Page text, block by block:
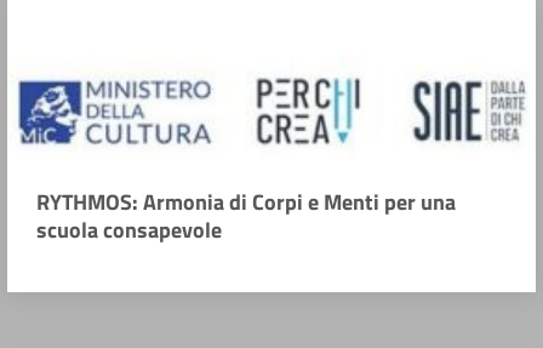
RYTHMOS: Armonia di Corpi e Menti per una
scuola consapevole